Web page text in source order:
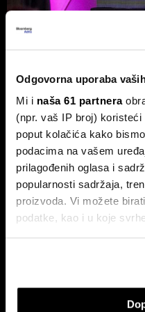
Odgovorna uporaba
Mi i naša 61 partnera
(npr. vaš IP broj)
poput kolačića kako
podacima na vašem
prilagođenih oglasa i
popularnosti sadržaja,
proizvoda. Vi možete
podatke, kao i u koje
Prikupljati
koji mogu biti
Prepoznati vaš
Burze usporile,
Slovenije ne
Na Zagrebačkoj burzi
protekli mjesec.